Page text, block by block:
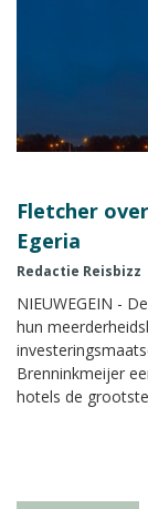
Fletcher
Egeria
Redactie Reisbizz
NIEUWEGEIN -
hun
Brenninkmeijer
hotels de